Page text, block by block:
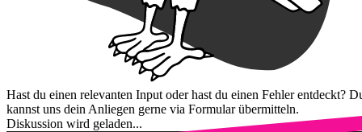
Hast du einen relevanten Input oder hast du einen Fehler entdeckt?
kannst uns dein Anliegen gerne via Formular übermitteln.
Diskussion wird geladen...